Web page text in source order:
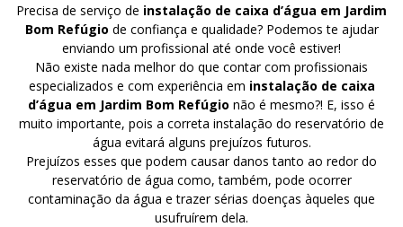
Precisa de serviço de instalação de caixa d’água em Jardim
Bom Refúgio de confiança e qualidade? Podemos te ajudar
enviando um profissional até onde você estiver!
Não existe nada melhor do que contar com profissionais
especializados e com experiência em instalação de caixa
d’água em Jardim Bom Refúgio não é mesmo?! E, isso é
muito importante, pois a correta instalação do reservatório de
água evitará alguns prejuízos futuros.
Prejuízos esses que podem causar danos tanto ao redor do
reservatório de água como, também, pode ocorrer
contaminação da água e trazer sérias doenças àqueles que
usufruírem dela.